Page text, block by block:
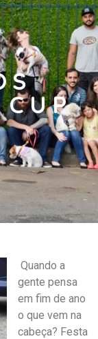
Quando a
gente pensa
em fim de ano
o que vem na
cabeça? Festa